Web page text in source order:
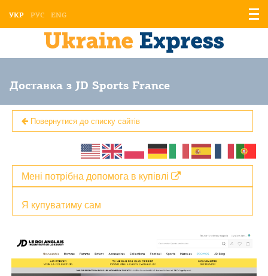
УКР РУС ENG
Доставка з JD Sports France
Повернутися до списку сайтів
Я купуватиму сам
Мені потрібна допомога в купівлі